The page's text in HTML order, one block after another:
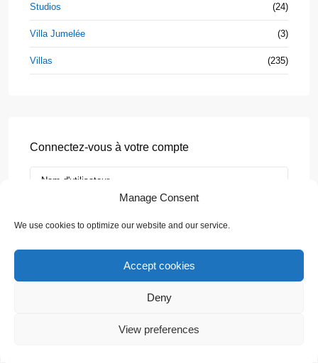
Manage Consent
We use cookies to optimize our website and our service.
Accept cookies
Deny
View preferences
Studios (24)
Villa Jumelée (3)
Villas (235)
Connectez-vous à votre compte
Se Connecter
Inscrivez-vous ici ! Mot de passe oublié ?